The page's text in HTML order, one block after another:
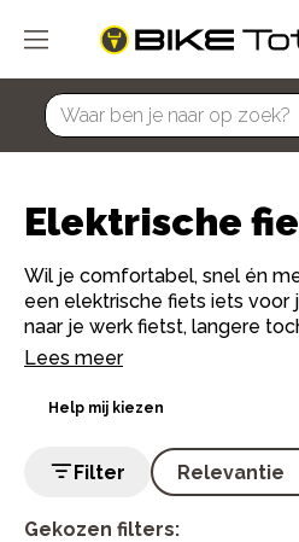
home
Elektrische
Wil je comfortabel, snel én
een elektrische fiets iets voor
naar je werk fietst, langere
weekend of gewoon wat
glimlach.
Bij Bike Totaal vind je een
fietsen van topmerken zoals
en Cortina. Van elektrische
e-bikes en alles daartussenin.
Lees meer
Help mij kiezen
Gekozen filters:
Filter